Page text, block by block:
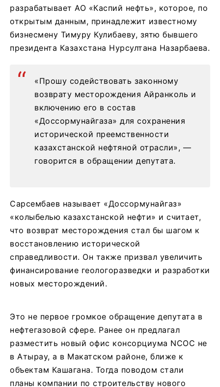
разрабатывает АО «Каспий нефть», которое, по
открытым данным, принадлежит известному
бизнесмену Тимуру Кулибаеву, зятю бывшего
президента Казахстана Нурсултана Назарбаева.
«Прошу содействовать законному
возврату месторождения Айранколь и
включению его в состав
«Доссормунайгаза» для сохранения
исторической преемственности
казахстанской нефтяной отрасли», —
говорится в обращении депутата.
Сарсембаев называет «Доссормунайгаз»
«колыбелью казахстанской нефти» и считает,
что возврат месторождения стал бы шагом к
восстановлению исторической
справедливости. Он также призвал увеличить
финансирование геологоразведки и разработки
новых месторождений.
Это не первое громкое обращение депутата в
нефтегазовой сфере. Ранее он предлагал
разместить новый офис консорциума NCOC не
в Атырау, а в Макатском районе, ближе к
объектам Кашагана. Тогда поводом стали
планы компании по строительству нового